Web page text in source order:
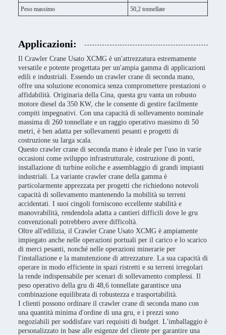
Peso massimo 50,2 tonnellate
Applicazioni:
Il Crawler Crane Usato XCMG è un'attrezzatura estremamente
versatile e potente progettata per un'ampia gamma di applicazioni
edili e industriali. Essendo un crawler crane di seconda mano,
offre una soluzione economica senza compromettere prestazioni o
affidabilità. Originaria della Cina, questa gru vanta un robusto
motore diesel da 350 KW, che le consente di gestire facilmente
compiti impegnativi. Con una capacità di sollevamento nominale
massima di 260 tonnellate e un raggio operativo massimo di 50
metri, è ben adatta per sollevamenti pesanti e progetti di
costruzione su larga scala.
Questo crawler crane di seconda mano è ideale per l'uso in varie
occasioni come sviluppo infrastrutturale, costruzione di ponti,
installazione di turbine eoliche e assemblaggio di grandi impianti
industriali. La variante crawler crane della gamma è
particolarmente apprezzata per progetti che richiedono notevoli
capacità di sollevamento mantenendo la mobilità su terreni
accidentati. I suoi cingoli forniscono eccellente stabilità e
manovrabilità, rendendola adatta a cantieri difficili dove le gru
convenzionali potrebbero avere difficoltà.
Oltre all'edilizia, il Crawler Crane Usato XCMG è ampiamente
impiegato anche nelle operazioni portuali per il carico e lo scarico
di merci pesanti, nonché nelle operazioni minerarie per
l'installazione e la manutenzione di attrezzature. La sua capacità di
operare in modo efficiente in spazi ristretti e su terreni irregolari
la rende indispensabile per scenari di sollevamento complessi. Il
peso operativo della gru di 48,6 tonnellate garantisce una
combinazione equilibrata di robustezza e trasportabilità.
I clienti possono ordinare il crawler crane di seconda mano con
una quantità minima d'ordine di una gru, e i prezzi sono
negoziabili per soddisfare vari requisiti di budget. L'imballaggio è
personalizzato in base alle esigenze del cliente per garantire una